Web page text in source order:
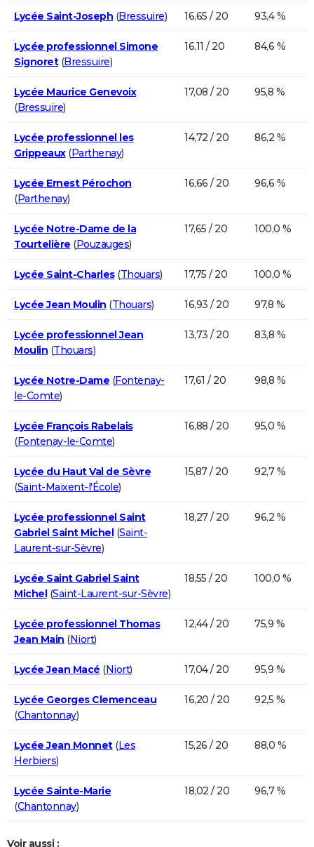
Lycée Saint-Joseph (Bressuire) 16,65 / 20 93,4 %
Lycée professionnel Simone
Signoret(Bressuire)
16,11 / 20 84,6 %
Lycée Maurice Genevoix
(Bressuire)
17,08 / 20 95,8 %
Lycée professionnel les
Grippeaux(Parthenay)
14,72 / 20 86,2 %
Lycée Ernest Pérochon
(Parthenay)
16,66 / 20 96,6 %
Lycée Notre-Dame de la
Tourtelière (Pouzauges)
17,65 / 20 100,0 %
Lycée Saint-Charles(Thouars) 17,75 / 20 100,0 %
Lycée Jean Moulin (Thouars) 16,93 / 20 97,8 %
Lycée professionnel Jean
Moulin (Thouars)
13,73 / 20 83,8 %
Lycée Notre-Dame (Fontenay-
le-Comte)
17,61 / 20 98,8 %
Lycée François Rabelais
(Fontenay-le-Comte)
16,88 / 20 95,0 %
Lycée du Haut Val de Sèvre
(Saint-Maixent-l'École)
15,87 / 20 92,7 %
Lycée professionnel Saint
Gabriel Saint Michel(Saint-
Laurent-sur-Sèvre)
18,27 / 20 96,2 %
Lycée Saint Gabriel Saint
Michel(Saint-Laurent-sur-Sèvre)
18,55 / 20 100,0 %
Lycée professionnel Thomas
Jean Main (Niort)
12,44 / 20 75,9 %
Lycée Jean Macé (Niort) 17,04 / 20 95,9 %
Lycée Georges Clemenceau
(Chantonnay)
16,20 / 20 92,5 %
Lycée Jean Monnet(Les
Herbiers)
15,26 / 20 88,0 %
Lycée Sainte-Marie
(Chantonnay)
18,02 / 20 96,7 %
Voir aussi :